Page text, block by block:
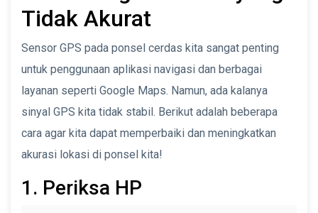
Tidak Akurat
Sensor GPS pada ponsel cerdas kita sangat penting
untuk penggunaan aplikasi navigasi dan berbagai
layanan seperti Google Maps. Namun, ada kalanya
sinyal GPS kita tidak stabil. Berikut adalah beberapa
cara agar kita dapat memperbaiki dan meningkatkan
akurasi lokasi di ponsel kita!
1. Periksa HP